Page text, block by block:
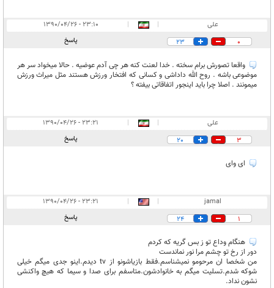
علی |
|
۲۳:۱۰ - ۱۳۹۰/۰۴/۲۶
0
23 پاسخ
واقعا تصورش برام سخته . خدا لعنت کنه هر چی آدم عوضیه . حالا میخواد سر هر
موضوعی باشه . روح الله داداشی و کسانی که افتخار ورزش هستند مثل میراث ورزش
میمونند . اصلا چرا باید اینجور اتفاقاتی بیفته ؟
علی |
|
۲۳:۲۱ - ۱۳۹۰/۰۴/۲۶
3
20 پاسخ
ای وای
jamal
|
|
۲۳:۲۱ - ۱۳۹۰/۰۴/۲۶
1
24 پاسخ
هنگام وداع تو ز بس گریه که کردم
دور از رخ تو چشم مرا نور نماندست
من شخصا ان مرحومو نمیشناسم.فقط بازیاشونو از tv دیدم.اینو جدی میگم خیلی
شوکه شدم.تسلیت میگم به خانوادشون.متاسفم برای صدا و سیما که هیچ واکنشی
نشون نداد.